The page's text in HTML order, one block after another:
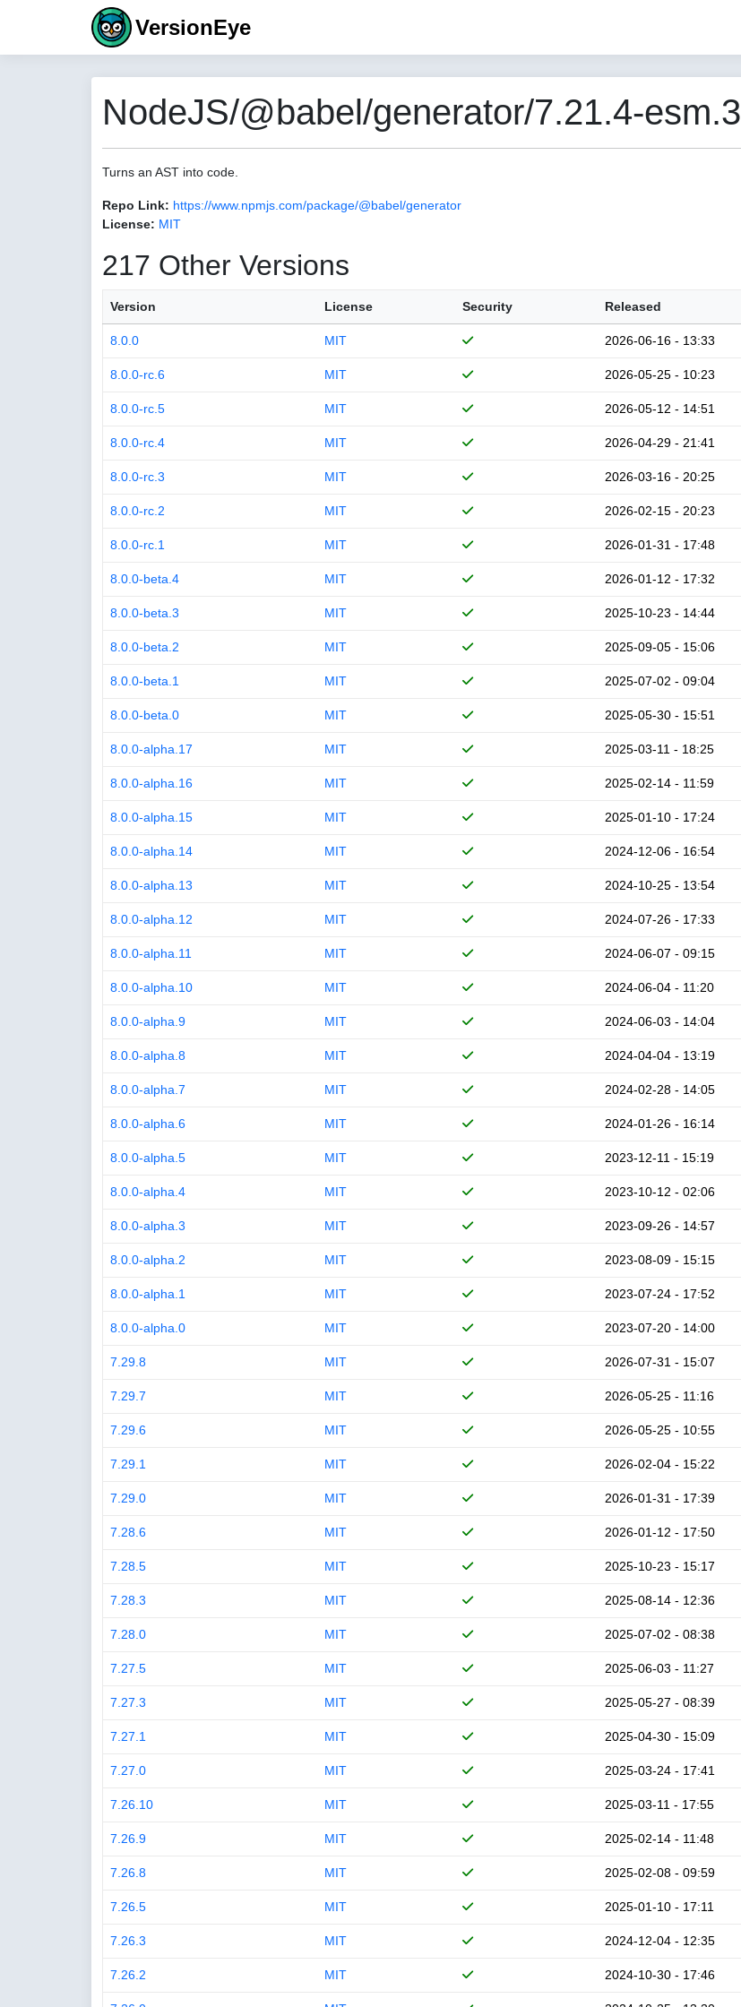
VersionEye
NodeJS/@babel/generator/7.21.4-esm.3
Turns an AST into code.
Repo Link: https://www.npmjs.com/package/@babel/generator
License: MIT
217 Other Versions
Version License Security Released
8.0.0 MIT 2026-06-16 - 13:33
8.0.0-rc.6 MIT 2026-05-25 - 10:23
8.0.0-rc.5 MIT 2026-05-12 - 14:51
8.0.0-rc.4 MIT 2026-04-29 - 21:41
8.0.0-rc.3 MIT 2026-03-16 - 20:25
8.0.0-rc.2 MIT 2026-02-15 - 20:23
8.0.0-rc.1 MIT 2026-01-31 - 17:48
8.0.0-beta.4 MIT 2026-01-12 - 17:32
8.0.0-beta.3 MIT 2025-10-23 - 14:44
8.0.0-beta.2 MIT 2025-09-05 - 15:06
8.0.0-beta.1 MIT 2025-07-02 - 09:04
8.0.0-beta.0 MIT 2025-05-30 - 15:51
8.0.0-alpha.17 MIT 2025-03-11 - 18:25
8.0.0-alpha.16 MIT 2025-02-14 - 11:59
8.0.0-alpha.15 MIT 2025-01-10 - 17:24
8.0.0-alpha.14 MIT 2024-12-06 - 16:54
8.0.0-alpha.13 MIT 2024-10-25 - 13:54
8.0.0-alpha.12 MIT 2024-07-26 - 17:33
8.0.0-alpha.11 MIT 2024-06-07 - 09:15
8.0.0-alpha.10 MIT 2024-06-04 - 11:20
8.0.0-alpha.9 MIT 2024-06-03 - 14:04
8.0.0-alpha.8 MIT 2024-04-04 - 13:19
8.0.0-alpha.7 MIT 2024-02-28 - 14:05
8.0.0-alpha.6 MIT 2024-01-26 - 16:14
8.0.0-alpha.5 MIT 2023-12-11 - 15:19
8.0.0-alpha.4 MIT 2023-10-12 - 02:06
8.0.0-alpha.3 MIT 2023-09-26 - 14:57
8.0.0-alpha.2 MIT 2023-08-09 - 15:15
8.0.0-alpha.1 MIT 2023-07-24 - 17:52
8.0.0-alpha.0 MIT 2023-07-20 - 14:00
7.29.8 MIT 2026-07-31 - 15:07
7.29.7 MIT 2026-05-25 - 11:16
7.29.6 MIT 2026-05-25 - 10:55
7.29.1 MIT 2026-02-04 - 15:22
7.29.0 MIT 2026-01-31 - 17:39
7.28.6 MIT 2026-01-12 - 17:50
7.28.5 MIT 2025-10-23 - 15:17
7.28.3 MIT 2025-08-14 - 12:36
7.28.0 MIT 2025-07-02 - 08:38
7.27.5 MIT 2025-06-03 - 11:27
7.27.3 MIT 2025-05-27 - 08:39
7.27.1 MIT 2025-04-30 - 15:09
7.27.0 MIT 2025-03-24 - 17:41
7.26.10 MIT 2025-03-11 - 17:55
7.26.9 MIT 2025-02-14 - 11:48
7.26.8 MIT 2025-02-08 - 09:59
7.26.5 MIT 2025-01-10 - 17:11
7.26.3 MIT 2024-12-04 - 12:35
7.26.2 MIT 2024-10-30 - 17:46